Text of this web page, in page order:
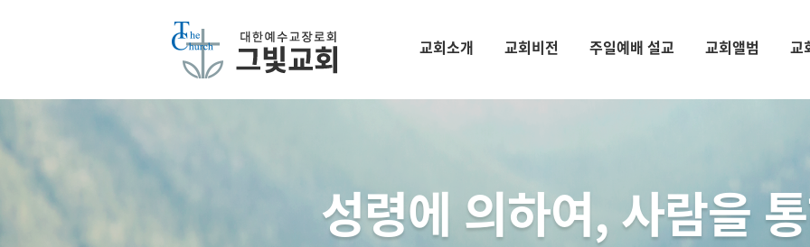
교회소개 교회비전 주일예배 설교 교회앨범 교
성령에 의하여, 사람을